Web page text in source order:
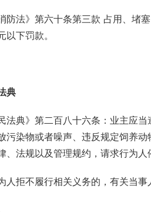
消防法》第六十条第三款 占用、堵
以下罚款。
典
民法典》第二百八十六条：业主应
污染物或者噪声、违反规定饲养
、法规以及管理规约，请求行为人
人拒不履行相关义务的，有关当